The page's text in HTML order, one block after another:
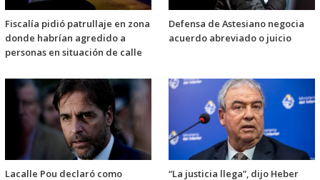
Fiscalía pidió patrullaje en zona
donde habrían agredido a
personas en situación de calle
Defensa de Astesiano negocia
acuerdo abreviado o juicio
Lacalle Pou declaró como
“La justicia llega”, dijo Heber